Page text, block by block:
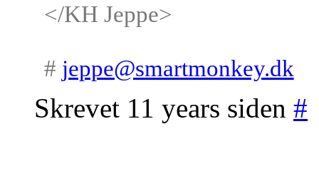
</KH Jeppe>
# jeppe@smartmonkey.dk
Skrevet 11 years siden #